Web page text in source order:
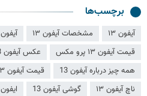
برچسب‌ها
آیفون ۱۳ مشخصات آیفون ۱۳ آیفون ۱۳ اپل
قیمت آیفون ۱۳ پرو مکس
عکس آیفون 13
همه چیز درباره آیفون 13
قیمت آیفون ۱۳
ناچ آیفون ۱۳
گوشی آيفون 13 ایفون ۱۳ پرو